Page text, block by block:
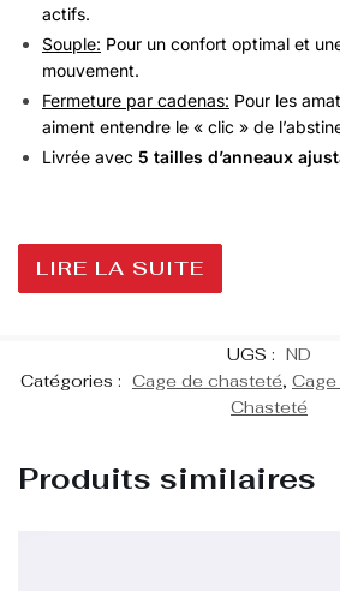
actifs.
Souple: Pour un confort optimal et
mouvement.
Fermeture par cadenas: Pour les
aiment entendre le « clic » de
Livrée avec 5 tailles d’anneaux
LIRE LA SUITE
UGS : ND
Catégories : Cage de chasteté,
Chasteté
Produits similaires